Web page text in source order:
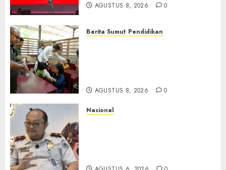
AGUSTUS 8, 2026 0
Berita Sumut Pendidikan
AGUSTUS 8, 2026 0
Nasional